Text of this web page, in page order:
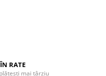
RATE
mai târziu